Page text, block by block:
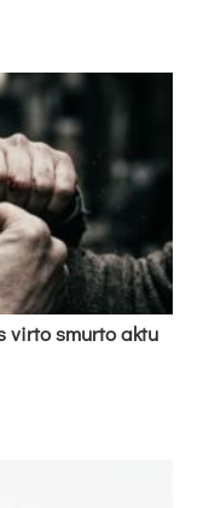
vir­to smur­to ak­tu